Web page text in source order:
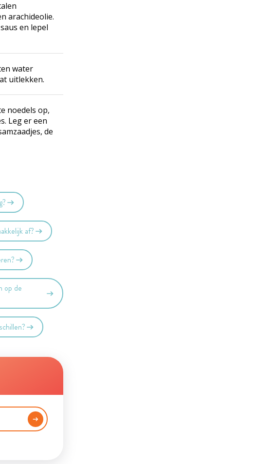
arachideolie.
en lepel
water
uitlekken.
noedels op,
Leg er een
de
af?
op de